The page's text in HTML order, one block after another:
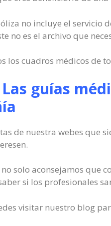
no incluye el servicio
no es el archivo que
los cuadros médicos de
Las guías
de nuestra webes que
no solo aconsejamos que
si los profesionales
visitar nuestro blog